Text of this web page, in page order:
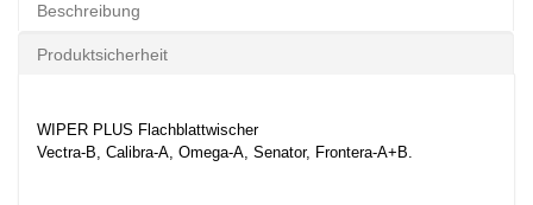
Beschreibung
Produktsicherheit
WIPER PLUS Flachblattwischer
Vectra-B, Calibra-A, Omega-A, Senator, Frontera-A+B.